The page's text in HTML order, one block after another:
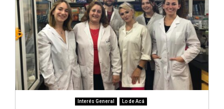
Interés General Lo de Acá